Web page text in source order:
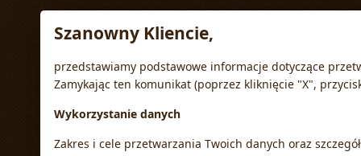
Szanowny Kliencie,
przedstawiamy podstawowe informacje dotyczące
Zamykając ten komunikat (poprzez kliknięcie "X",
Wykorzystanie danych
Zakres i cele przetwarzania Twoich danych oraz